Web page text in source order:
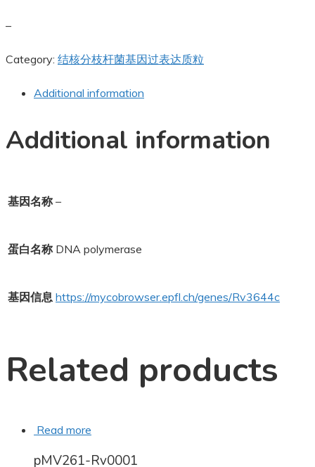
–
Category: 结核分枝杆菌基因过表达质粒
Additional information
Additional information
基因名称 –
蛋白名称 DNA polymerase
基因信息 https://mycobrowser.epfl.ch/genes/Rv3644c
Related products
Read more
pMV261-Rv0001